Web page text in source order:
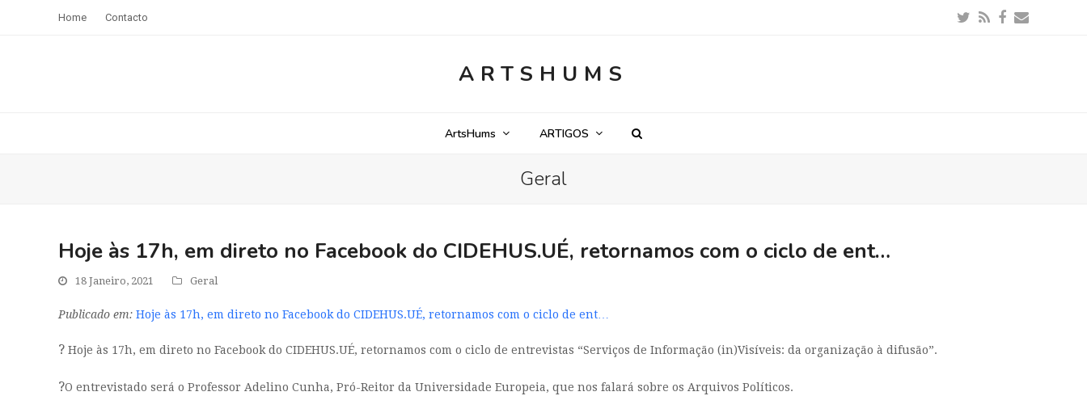
Home Contacto Twitter
RSSFacebook
Email
ARTSHUMS
ArtsHums ARTIGOS
Geral
Hoje às 17h, em direto no Facebook do CIDEHUS.UÉ, retornamos com o ciclo de ent…
18 Janeiro, 2021 Geral
Publicado em: Hoje às 17h, em direto no Facebook do CIDEHUS.UÉ, retornamos com o ciclo de ent…
? Hoje às 17h, em direto no Facebook do CIDEHUS.UÉ, retornamos com o ciclo de entrevistas “Serviços de Informação (in)Visíveis: da organização à difusão”.
?O entrevistado será o Professor Adelino Cunha, Pró-Reitor da Universidade Europeia, que nos falará sobre os Arquivos Políticos.